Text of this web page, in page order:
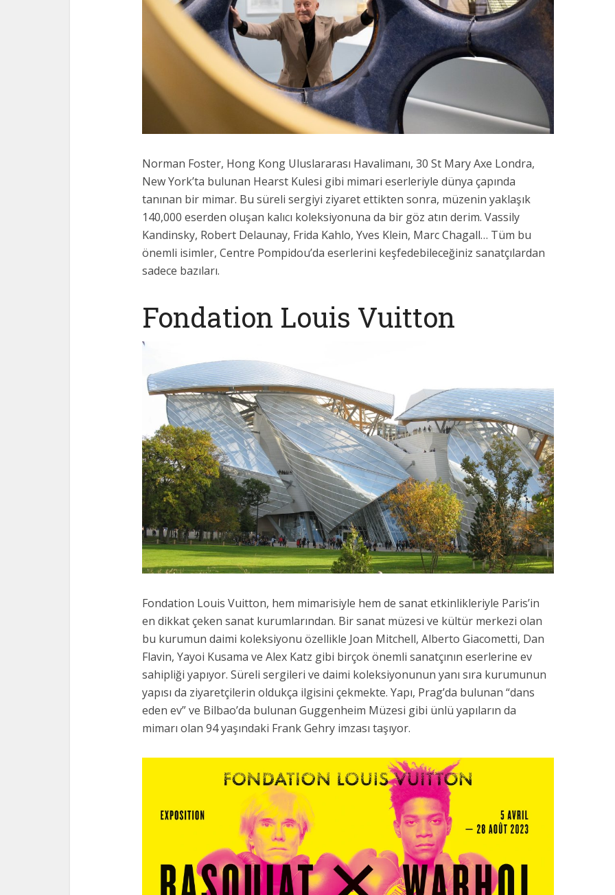
Norman Foster, Hong Kong Uluslararası Havalimanı, 30 St Mary Axe Londra,
New York’ta bulunan Hearst Kulesi gibi mimari eserleriyle dünya çapında
tanınan bir mimar. Bu süreli sergiyi ziyaret ettikten sonra, müzenin yaklaşık
140,000 eserden oluşan kalıcı koleksiyonuna da bir göz atın derim. Vassily
Kandinsky, Robert Delaunay, Frida Kahlo, Yves Klein, Marc Chagall… Tüm bu
önemli isimler, Centre Pompidou’da eserlerini keşfedebileceğiniz sanatçılardan
sadece bazıları.
Fondation Louis Vuitton
Fondation Louis Vuitton, hem mimarisiyle hem de sanat etkinlikleriyle Paris’in
en dikkat çeken sanat kurumlarından. Bir sanat müzesi ve kültür merkezi olan
bu kurumun daimi koleksiyonu özellikle Joan Mitchell, Alberto Giacometti, Dan
Flavin, Yayoi Kusama ve Alex Katz gibi birçok önemli sanatçının eserlerine ev
sahipliği yapıyor. Süreli sergileri ve daimi koleksiyonunun yanı sıra kurumunun
yapısı da ziyaretçilerin oldukça ilgisini çekmekte. Yapı, Prag’da bulunan “dans
eden ev” ve Bilbao’da bulunan Guggenheim Müzesi gibi ünlü yapıların da
mimarı olan 94 yaşındaki Frank Gehry imzası taşıyor.